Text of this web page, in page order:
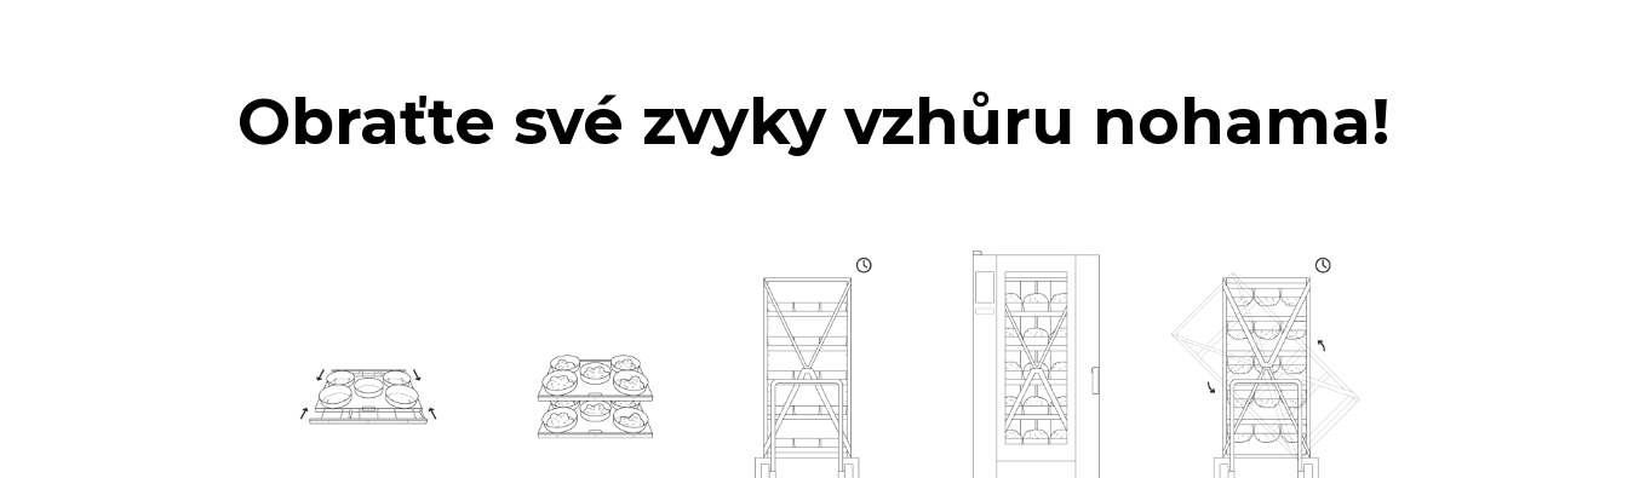
Obraťte své zvyky vzhůru nohama!